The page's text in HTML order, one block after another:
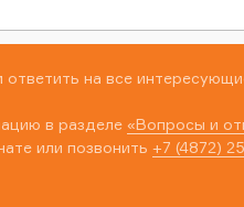
на все
в разделе «Вопросы и
или позвонить +7 (4872)